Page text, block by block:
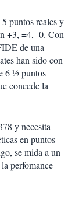
puntos reales y
+3, =4, -0. Con
de una
han sido con
6 ½ puntos
concede la
y necesita
en puntos
se mida a un
perfomance